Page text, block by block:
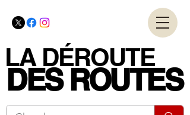
DES ROUTES
DES ROUTES
LA DÉROUTE
LA DÉROUTE